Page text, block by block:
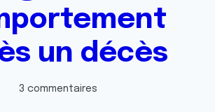
un décès
3 commentaires